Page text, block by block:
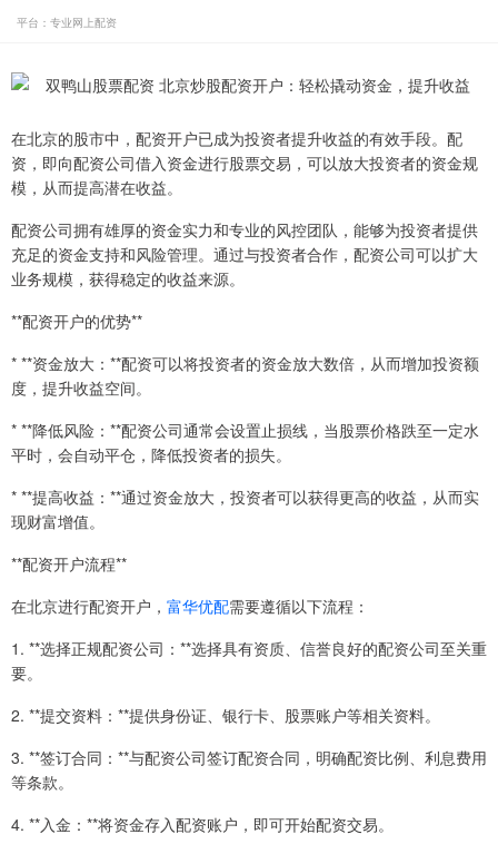
平台：专业网上配资
在北京的股市中，配资开户已成为投资者提升收益的有效手段。配
资，即向配资公司借入资金进行股票交易，可以放大投资者的资金规
模，从而提高潜在收益。
配资公司拥有雄厚的资金实力和专业的风控团队，能够为投资者提供
充足的资金支持和风险管理。通过与投资者合作，配资公司可以扩大
业务规模，获得稳定的收益来源。
**配资开户的优势**
* **资金放大：**配资可以将投资者的资金放大数倍，从而增加投资额
度，提升收益空间。
* **降低风险：**配资公司通常会设置止损线，当股票价格跌至一定水
平时，会自动平仓，降低投资者的损失。
* **提高收益：**通过资金放大，投资者可以获得更高的收益，从而实
现财富增值。
**配资开户流程**
在北京进行配资开户， 富华优配需要遵循以下流程：
1. **选择正规配资公司：**选择具有资质、信誉良好的配资公司至关重
要。
2. **提交资料：**提供身份证、银行卡、股票账户等相关资料。
3. **签订合同：**与配资公司签订配资合同，明确配资比例、利息费用
等条款。
4. **入金：**将资金存入配资账户，即可开始配资交易。